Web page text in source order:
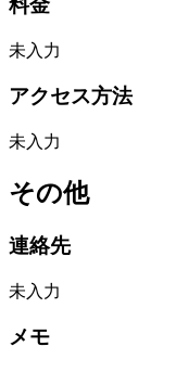
料金
未入力
アクセス方法
未入力
その他
連絡先
未入力
メモ